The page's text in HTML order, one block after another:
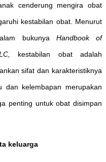
cenderung mengira obat
kestabilan obat. Menurut
bukunya Handbook of
kestabilan obat adalah
sifat dan karakteristiknya
dan kelembapan merupakan
penting untuk obat disimpan
keluarga